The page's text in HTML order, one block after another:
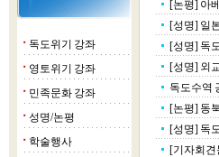
■ 독도위기 강좌
■ 영토위기 강좌
■ 민족문화 강좌
■ 성명/논평
■ 학술행사
[논평] 아
[성명] 일
[성명] 독
[성명] 외
독도수역
[논평] 동
[성명] 독
[기자회견